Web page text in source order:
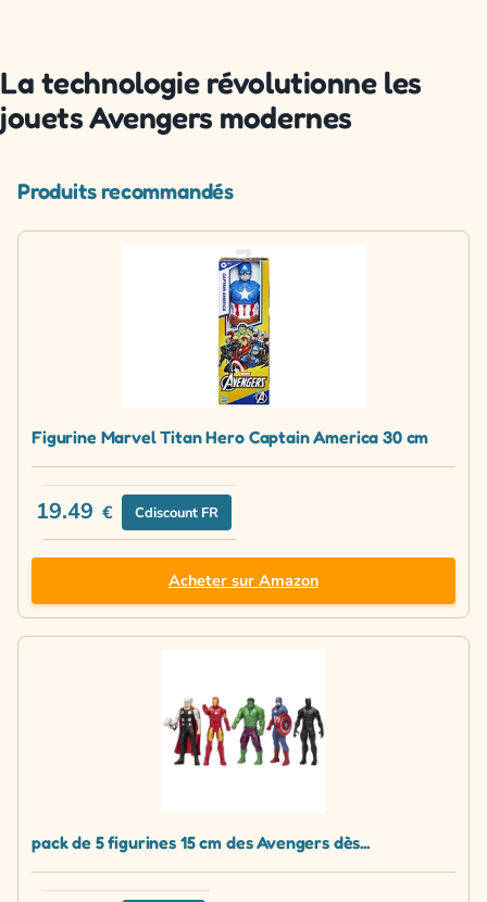
La technologie révolutionne les
jouets Avengers modernes
Produits recommandés
Figurine Marvel Titan Hero Captain America 30 cm
19.49 € Cdiscount FR
Acheter sur Amazon
pack de 5 figurines 15 cm des Avengers dès...